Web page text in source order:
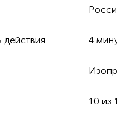
4
10 из